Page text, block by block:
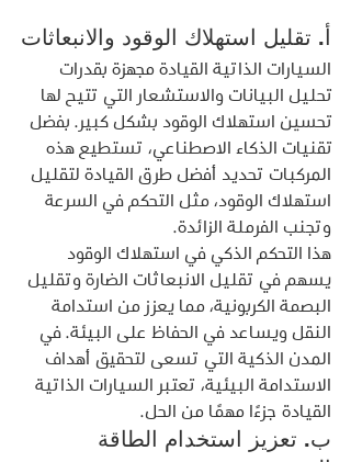
أ. تقليل استهلاك الوقود والانبعاثات
السيارات الذاتية القيادة مجهزة بقدرات
تحليل البيانات والاستشعار التي تتيح لها
تحسين استهلاك الوقود بشكل كبير. بفضل
تقنيات الذكاء الاصطناعي، تستطيع هذه
المركبات تحديد أفضل طرق القيادة لتقليل
استهلاك الوقود، مثل التحكم في السرعة
وتجنب الفرملة الزائدة.
هذا التحكم الذكي في استهلاك الوقود
يسهم في تقليل الانبعاثات الضارة وتقليل
البصمة الكربونية، مما يعزز من استدامة
النقل ويساعد في الحفاظ على البيئة. في
المدن الذكية التي تسعى لتحقيق أهداف
الاستدامة البيئية، تعتبر السيارات الذاتية
القيادة جزءًا مهمًا من الحل.
ب. تعزيز استخدام الطاقة